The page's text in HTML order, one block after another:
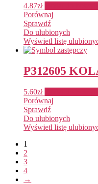
4.87zł
Porównaj
Sprawdź
Do ulubionych
Wyświetl listę
P312605
5.60zł
Porównaj
Sprawdź
Do ulubionych
Wyświetl listę
1
2
3
4
→